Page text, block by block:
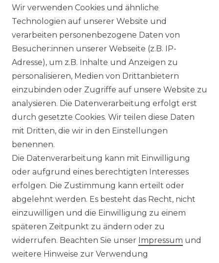
Solar Module
10 kWh Batteriespeicher
Solplanet Batteriespeicher
Growatt Speicher
Trina Solar Speicher
Wechselrichter
Wechselrichter
ZUBEHÖR
Unterkonstruktion
Weiteres Zubehör
Wp Balkonkraftwerk
mit Speicher
NOAH 2000
NEXA 2000
PV-KOMPLETTSETS
Solaranlagen mit Speicher
Insel Solaranlagen
10 kW PV-Anlage mit Speicher
8 kWp Solaranlagen
15 kWp Solaranlagen
20 kWp Solaranlagen
25 kWp Solaranlagen
30 kWp Solaranlagen
ÜBER UNS
Wir verwenden Cookies und ähnliche
Technologien auf unserer Website und
verarbeiten personenbezogene Daten von
Besucher:innen unserer Webseite (z.B. IP-
Adresse), um z.B. Inhalte und Anzeigen zu
personalisieren, Medien von Drittanbietern
einzubinden oder Zugriffe auf unsere Website zu
analysieren. Die Datenverarbeitung erfolgt erst
durch gesetzte Cookies. Wir teilen diese Daten
mit Dritten, die wir in den Einstellungen
benennen.
Die Datenverarbeitung kann mit Einwilligung
oder aufgrund eines berechtigten Interesses
erfolgen. Die Zustimmung kann erteilt oder
abgelehnt werden. Es besteht das Recht, nicht
einzuwilligen und die Einwilligung zu einem
späteren Zeitpunkt zu ändern oder zu
widerrufen. Beachten Sie unser Impressum und
weitere Hinweise zur Verwendung